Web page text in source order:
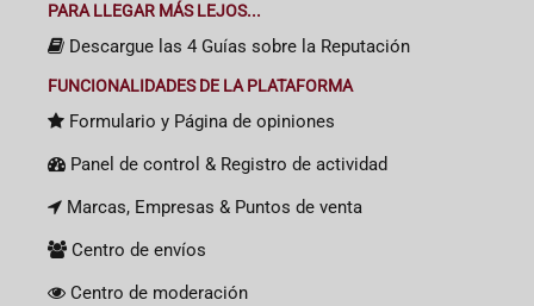
PARA LLEGAR MÁS LEJOS...
Descargue las 4 Guías sobre la Reputación
FUNCIONALIDADES DE LA PLATAFORMA
Formulario y Página de opiniones
Panel de control & Registro de actividad
Marcas, Empresas & Puntos de venta
Centro de envíos
Centro de moderación